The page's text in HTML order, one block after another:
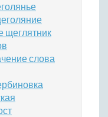
щеглятник
слова